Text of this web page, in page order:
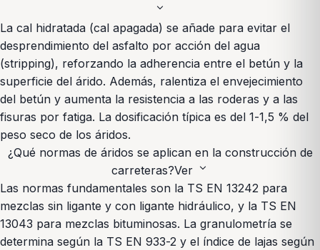
expand_more
La cal hidratada (cal apagada) se añade para evitar el
desprendimiento del asfalto por acción del agua
(stripping), reforzando la adherencia entre el betún y la
superficie del árido. Además, ralentiza el envejecimiento
del betún y aumenta la resistencia a las roderas y a las
fisuras por fatiga. La dosificación típica es del 1-1,5 % del
peso seco de los áridos.
¿Qué normas de áridos se aplican en la construcción de
carreteras?Ver expand_more
Las normas fundamentales son la TS EN 13242 para
mezclas sin ligante y con ligante hidráulico, y la TS EN
13043 para mezclas bituminosas. La granulometría se
determina según la TS EN 933-2 y el índice de lajas según